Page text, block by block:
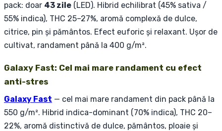
pack: doar 43 zile (LED). Hibrid echilibrat (45% sativa /
55% indica), THC 25–27%, aromă complexă de dulce,
citrice, pin și pământos. Efect euforic și relaxant. Ușor de
cultivat, randament până la 400 g/m².
Galaxy Fast: Cel mai mare randament cu efect
anti-stres
Galaxy Fast — cel mai mare randament din pack până la
550 g/m². Hibrid indica-dominant (70% indica), THC 20–
22%, aromă distinctivă de dulce, pământos, ploaie și